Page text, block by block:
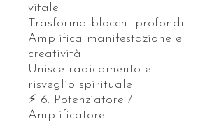
vitale
Trasforma blocchi profondi
Amplifica manifestazione e
creatività
Unisce radicamento e
risveglio spirituale
⚡ 6. Potenziatore /
Amplificatore